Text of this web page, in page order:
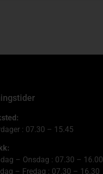
: 07.30 – 15.45
– Onsdag : 07.30 – 16.00
– Fredag : 07.30 – 16.30